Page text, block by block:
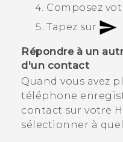
Composez
Tapez sur
Répondre à un
d'un contact
Quand vous avez
téléphone
contact sur votre
sélectionner à